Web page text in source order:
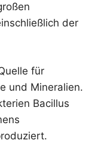
der
für
und Mineralien.
Bacillus